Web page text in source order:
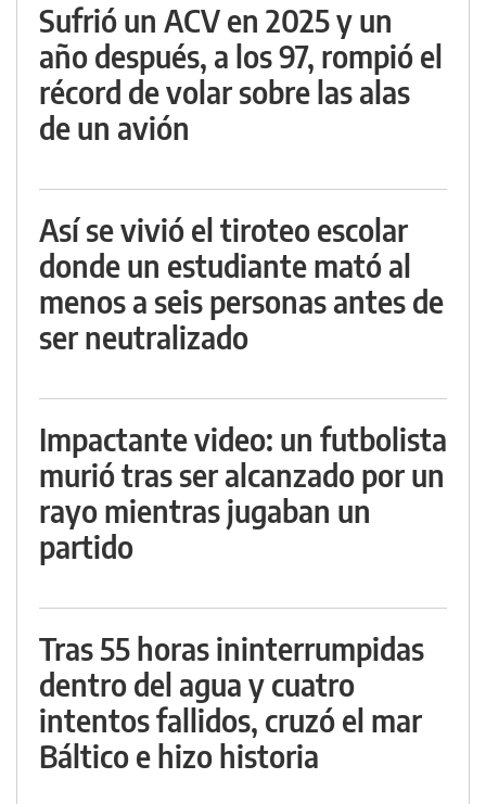
Sufrió un ACV en 2025 y un
año después, a los 97, rompió el
récord de volar sobre las alas
de un avión
Así se vivió el tiroteo escolar
donde un estudiante mató al
menos a seis personas antes de
ser neutralizado
Impactante video: un futbolista
murió tras ser alcanzado por un
rayo mientras jugaban un
partido
Tras 55 horas ininterrumpidas
dentro del agua y cuatro
intentos fallidos, cruzó el mar
Báltico e hizo historia